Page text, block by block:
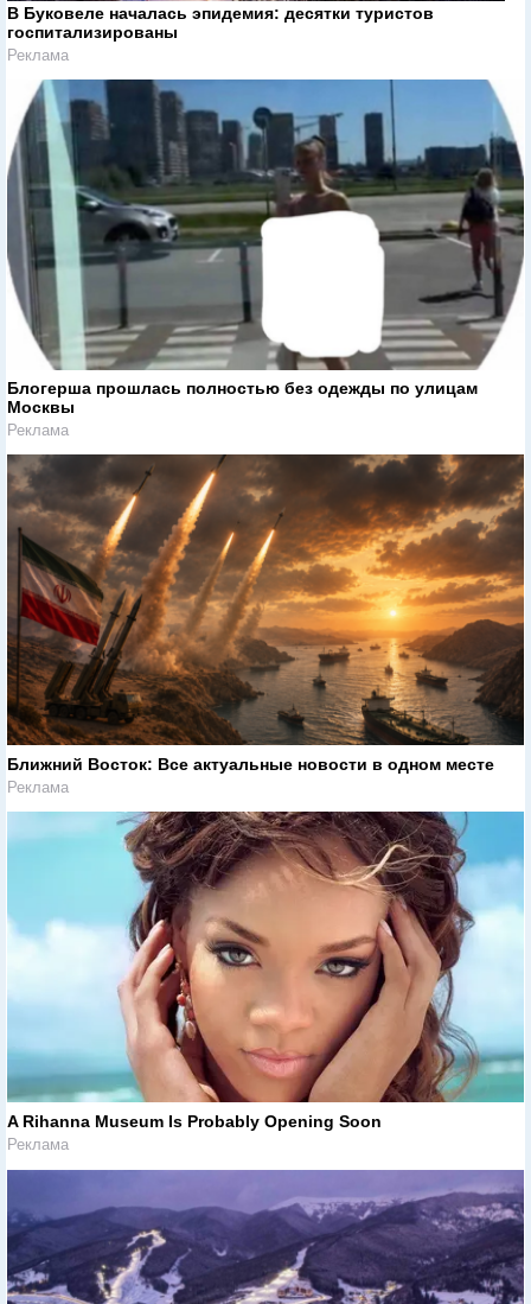
В Буковеле началась эпидемия: десятки туристов
госпитализированы
Реклама
Блогерша прошлась полностью без одежды по улицам
Москвы
Реклама
Ближний Восток: Все актуальные новости в одном месте
Реклама
A Rihanna Museum Is Probably Opening Soon
Реклама